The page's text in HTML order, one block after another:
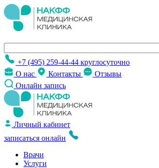
+7 (495) 259-44-44 круглосуточно
О нас
Контакты
Отзывы
Онлайн запись
Личный кабинет
записаться онлайн
Врачи
Услуги